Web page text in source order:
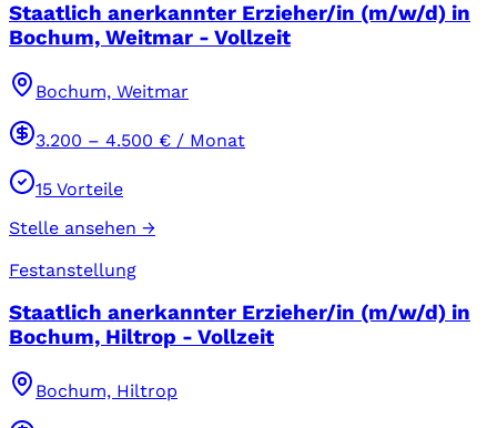
Staatlich anerkannter Erzieher/in (m/w/d) in
Bochum, Weitmar - Vollzeit
Bochum, Weitmar
3.200 – 4.500 € / Monat
15 Vorteile
Stelle ansehen →
Festanstellung
Staatlich anerkannter Erzieher/in (m/w/d) in
Bochum, Hiltrop - Vollzeit
Bochum, Hiltrop